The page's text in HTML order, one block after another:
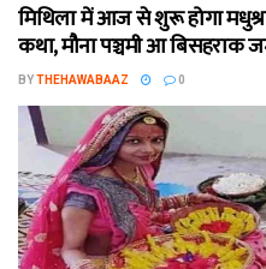
मिथि‍ला में आज से शुरू होगा
कथा, मौना पञ्चमी आ बिसहराक
BYTHEHAWABAAZ 0